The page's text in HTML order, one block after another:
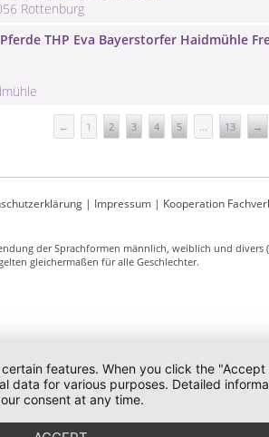
Rottenburg
THP Eva Bayerstorfer Haidmühle
← 1 2 3 4 5 ... 13 →
| Impressum| Kooperation
der Sprachformen männlich, weiblich und divers
gleichermaßen für alle Geschlechter.
features. When you click the
for various purposes. Detailed
consent at any time.